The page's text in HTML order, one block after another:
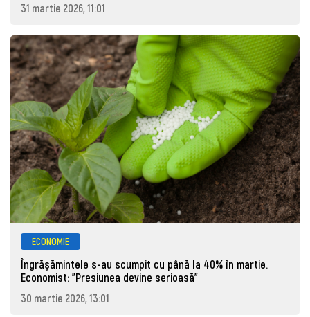
31 martie 2026, 11:01
ECONOMIE
Îngrășămintele s-au scumpit cu până la 40% în martie.
Economist: "Presiunea devine serioasă"
30 martie 2026, 13:01